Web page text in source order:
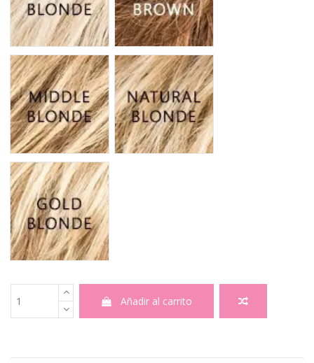
MIDDLEBLONDE KIDSNATURALBLONDE KIDS
GOLDBLONDE KIDS
Añadir al carrito